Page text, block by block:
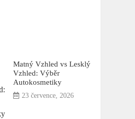
Matný Vzhled vs Lesklý
Vzhled: Výběr
Autokosmetiky
23 července, 2026